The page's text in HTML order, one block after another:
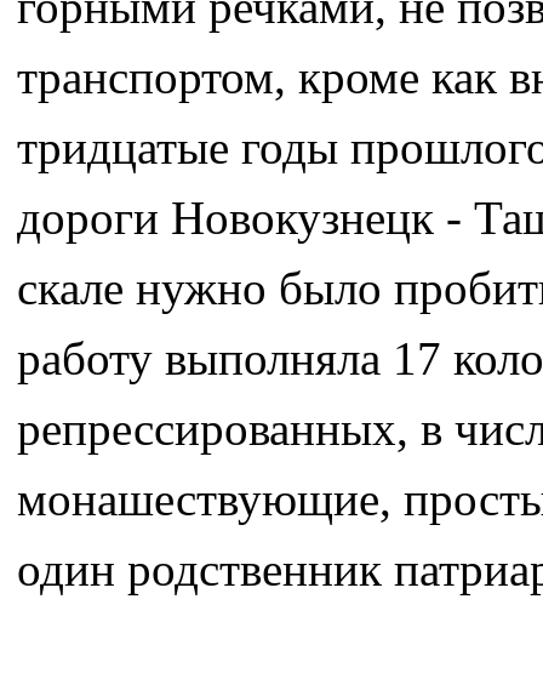
транспортом, кроме как
тридцатые годы
дороги Новокузнецк -
скале нужно было
работу выполняла 17
репрессированных, в
монашествующие,
один родственник